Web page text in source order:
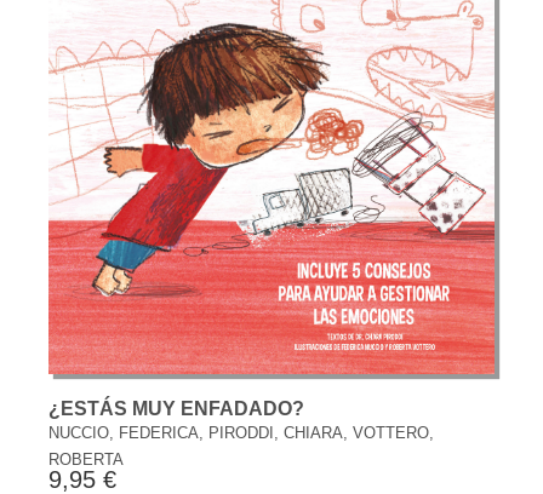
¿ESTÁS MUY ENFADADO?
NUCCIO, FEDERICA, PIRODDI, CHIARA, VOTTERO,
ROBERTA
9,95 €